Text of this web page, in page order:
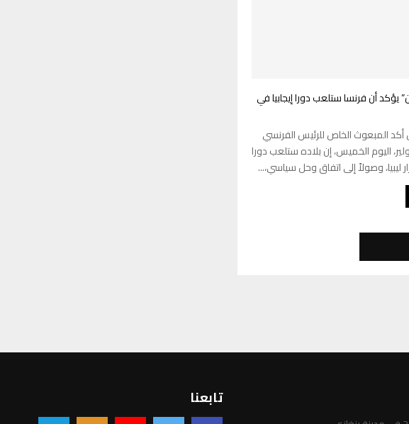
يؤكد أن فرنسا ستلعب دورا إيجابيا في
أكد المبعوث الخاص للرئيس الفرنسي
اليوم الخميس، إن بلاده ستلعب دورا
ليبيا، وصولاً إلى اتفاق وحل سياسي،...
تابعنا